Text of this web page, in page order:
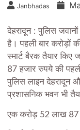
Janbhadas
देहरादून : पुलिस
है। पहली बार करोड़ों
स्मार्ट बैरक तैयार
87 हजार रुपये की
पुलिस लाइन देहरादून
प्रशासनिक भवन भी
एक करोड़ 52 लाख 87